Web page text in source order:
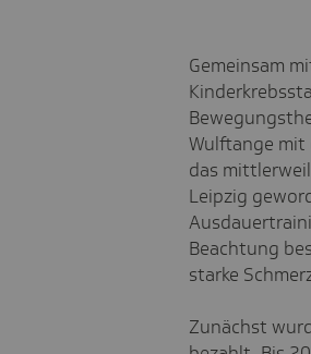
Gemeinsam
Wulftange mit
das
Leipzig
Beachtung
starke
Zunächst